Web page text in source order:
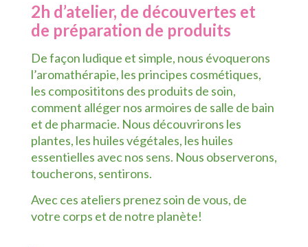
2h d’atelier, de découvertes et
de préparation de produits
De façon ludique et simple, nous évoquerons
l’aromathérapie, les principes cosmétiques,
les composititons des produits de soin,
comment alléger nos armoires de salle de bain
et de pharmacie. Nous découvrirons les
plantes, les huiles végétales, les huiles
essentielles avec nos sens. Nous observerons,
toucherons, sentirons.
Avec ces ateliers prenez soin de vous, de
votre corps et de notre planète!